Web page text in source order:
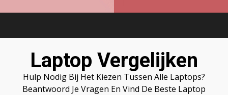
Laptop Vergelijken
Hulp Nodig Bij Het Kiezen Tussen Alle Laptops?
Beantwoord Je Vragen En Vind De Beste Laptop